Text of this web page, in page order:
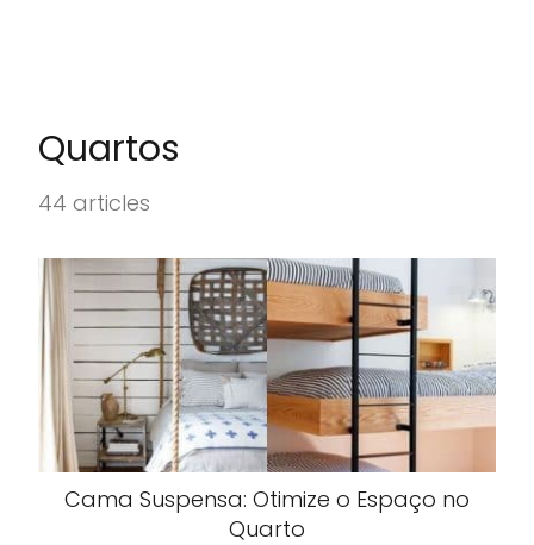
Quartos
44 articles
Cama Suspensa: Otimize o Espaço no
Quarto